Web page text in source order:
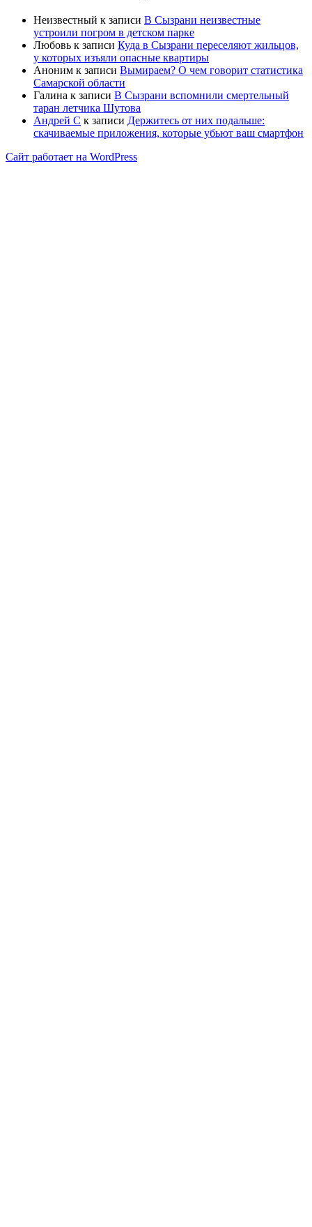
Неизвестный к записи В Сызрани неизвестные
устроили погром в детском парке
Любовь к записи Куда в Сызрани переселяют жильцов,
у которых изъяли опасные квартиры
Аноним к записи Вымираем? О чем говорит статистика
Самарской области
Галина к записи В Сызрани вспомнили смертельный
таран летчика Шутова
Андрей С к записи Держитесь от них подальше:
скачиваемые приложения, которые убьют ваш смартфон
Сайт работает на WordPress